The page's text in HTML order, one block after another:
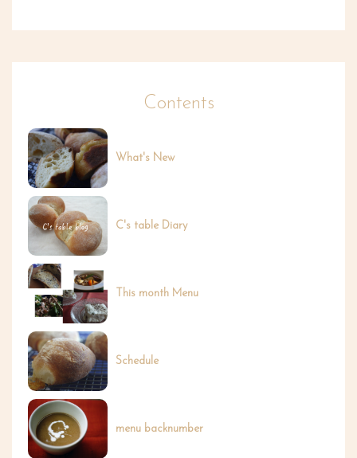
Contents
What's New
C's table Diary
This month Menu
Schedule
menu backnumber